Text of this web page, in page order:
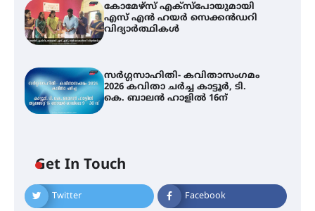
കോമേഴ്സ് എക്സ്പോയുമായി
എസ് എൻ ഹയർ സെക്കൻഡറി
വിദ്യാർത്ഥികൾ
സർഗ്ഗസാഹിതി- കവിതാസംഗമം
2026 കവിതാ ചർച്ച കാട്ടൂർ, ടി.
കെ. ബാലൻ ഹാളിൽ 16ന്
Get In Touch
Twitter Facebook